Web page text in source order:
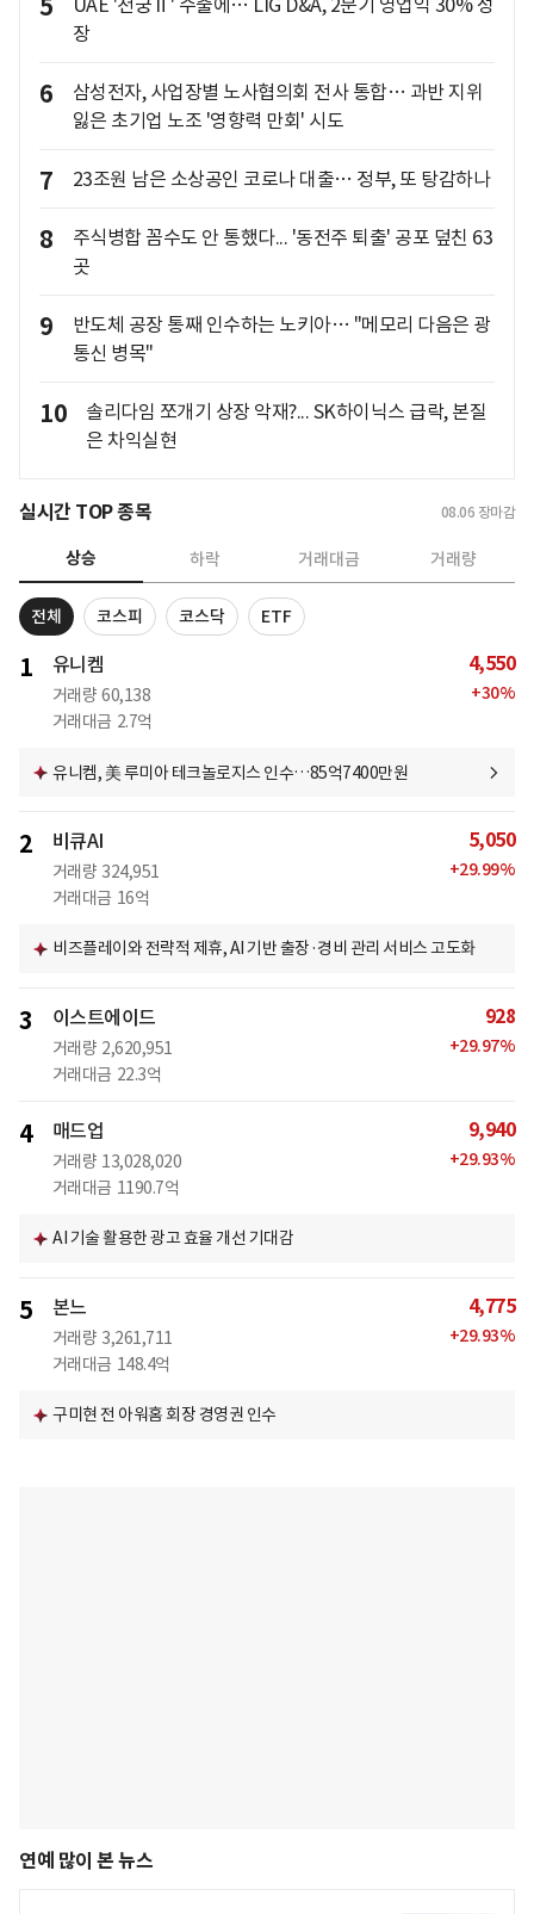
5
UAE '천궁Ⅱ' 수출에… LIG D&A, 2분기 영업익 30% 성
장
6
삼성전자, 사업장별 노사협의회 전사 통합… 과반 지위
잃은 초기업 노조 '영향력 만회' 시도
7 23조원 남은 소상공인 코로나 대출… 정부, 또 탕감하나
8
주식병합 꼼수도 안 통했다... '동전주 퇴출' 공포 덮친 63
곳
9
반도체 공장 통째 인수하는 노키아… "메모리 다음은 광
통신 병목"
10
솔리다임 쪼개기 상장 악재?... SK하이닉스 급락, 본질
은 차익실현
실시간 TOP 종목 08.06 장마감
상승 하락 거래대금 거래량
전체 코스피 코스닥 ETF
1 유니켐
거래량 60,138
거래대금 2.7억
4,550
+30%
유니켐, 美 루미아 테크놀로지스 인수…85억7400만원
2 비큐AI
거래량 324,951
거래대금 16억
5,050
+29.99%
비즈플레이와 전략적 제휴, AI 기반 출장·경비 관리 서비스 고도화
3 이스트에이드
거래량 2,620,951
거래대금 22.3억
928
+29.97%
4 매드업
거래량 13,028,020
거래대금 1190.7억
9,940
+29.93%
AI 기술 활용한 광고 효율 개선 기대감
5 본느
거래량 3,261,711
거래대금 148.4억
4,775
+29.93%
구미현 전 아워홈 회장 경영권 인수
연예 많이 본 뉴스